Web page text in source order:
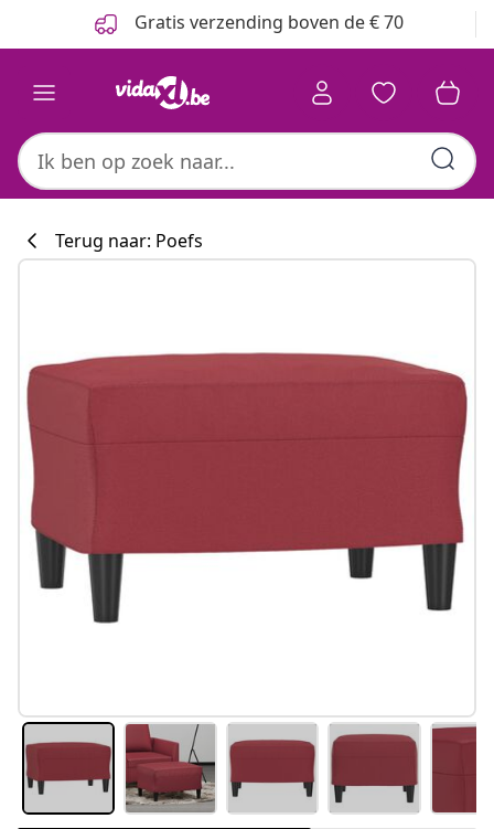
Gratis verzending boven de € 70
Terug naar: Poefs